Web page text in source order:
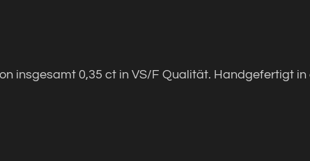
insgesamt 0,35 ct in VS/F Qualität. Handgefertigt in